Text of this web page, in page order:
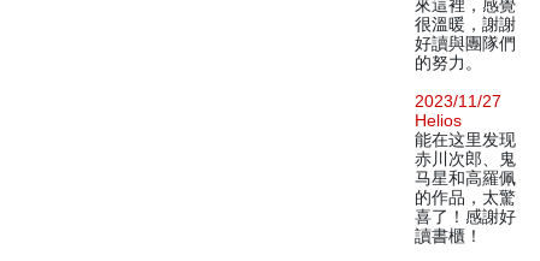
來這裡，感覺
很溫暖，謝謝
好讀與團隊們
的努力。
2023/11/27
Helios
能在这里发现
赤川次郎、鬼
马星和高羅佩
的作品，太驚
喜了！感謝好
讀書櫃！